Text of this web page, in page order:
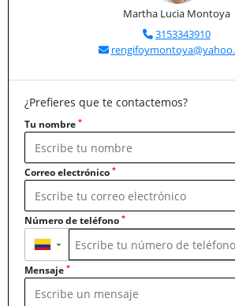
Martha Lucia Montoya
3153343910
¿Prefieres que te contactemos?
Tu nombre *
Correo electrónico *
Número de teléfono *
▼
Mensaje *